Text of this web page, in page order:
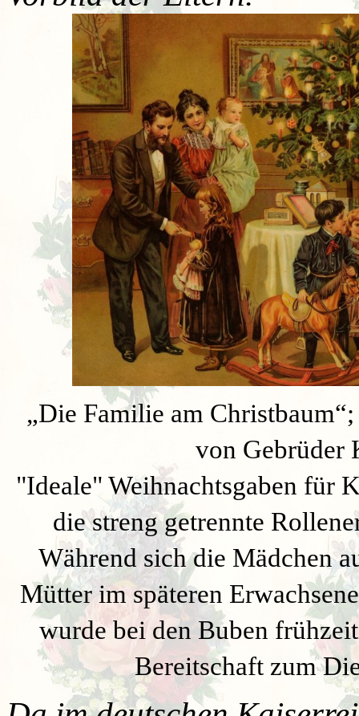
„Die Familie am
von Gebrüder
"Ideale" Weihnachtsgaben für
die streng getrennte
Während sich die Mädchen
Mütter im späteren
wurde bei den Buben
Bereitschaft zum